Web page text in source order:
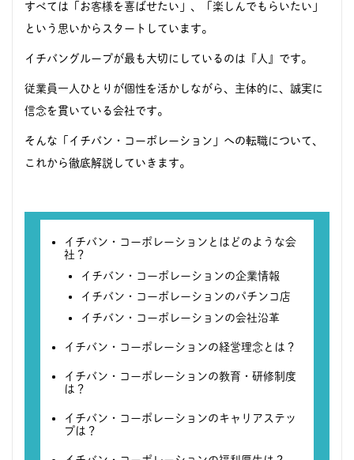
すべては「 お客様を喜ばせたい」、「楽しんでもらいたい」
という思いからスタートしています。
イチバングループが最も大切にしているのは『人』です。
従業員一人ひとりが個性を活かしながら、主体的に、誠実に
信念を貫いている会社です。
そんな「イチバン・コーポレーション」への転職について、
これから徹底解説していきます。
イチバン・コーポレーションとはどのような会
社？
イチバン・コーポレーションの企業情報
イチバン・コーポレーションのパチンコ店
イチバン・コーポレーションの会社沿革
イチバン・コーポレーションの経営理念とは？
イチバン・コーポレーションの教育・研修制度
は？
イチバン・コーポレーションのキャリアステッ
プは？